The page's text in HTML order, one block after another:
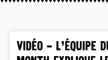
VIDÉO –